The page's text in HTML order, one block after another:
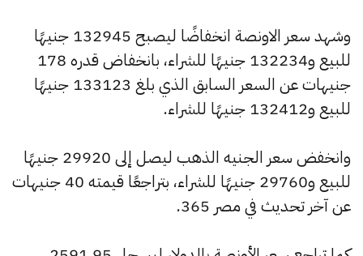
وشهد سعر الاونصة انخفاضًا ليصبح 132945 جنيهًا
للبيع و132234 جنيهًا للشراء، بانخفاض قدره 178
جنيهات عن السعر السابق الذي بلغ 133123 جنيهًا
للبيع و132412 جنيهًا للشراء.
وانخفض سعر الجنيه الذهب ليصل إلى 29920 جنيهًا
للبيع و29760 جنيهًا للشراء، بتراجعًا قيمته 40 جنيهات
عن آخر تحديث في مصر 365.